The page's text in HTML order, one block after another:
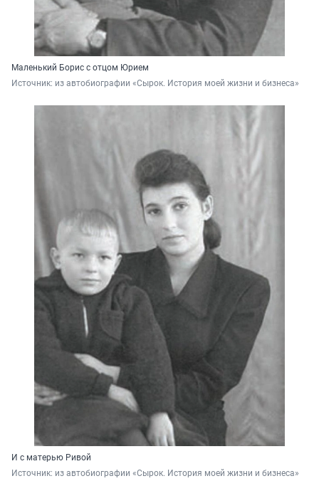
Маленький Борис с отцом Юрием
Источник: из автобиографии «Сырок. История моей жизни и бизнеса»
И с матерью Ривой
Источник: из автобиографии «Сырок. История моей жизни и бизнеса»